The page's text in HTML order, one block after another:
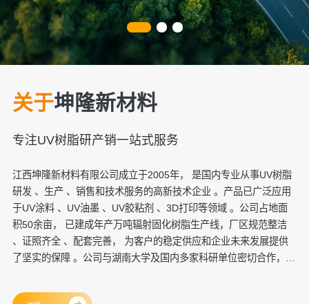
关于坤隆新材料
专注UV树脂研产销一站式服务
江西坤隆新材料有限公司成立于2005年， 是国内专业从事UV树脂
研发 、生产 、销售和技术服务的高新技术企业 。产品已广泛应用
于UV涂料 、UV油墨 、UV胶粘剂 、3D打印等领域 。公司占地面
积50余亩， 已建成年产万吨辐射固化树脂生产线，厂区规范整洁
、证照齐全 、配套完善， 为客户的稳定供应和企业未来发展提供
了坚实的保障 。公司与湖南大学及国内多家科研单位密切合作，
力 、高性价比的产品和全⽅面的专业技术支持 。